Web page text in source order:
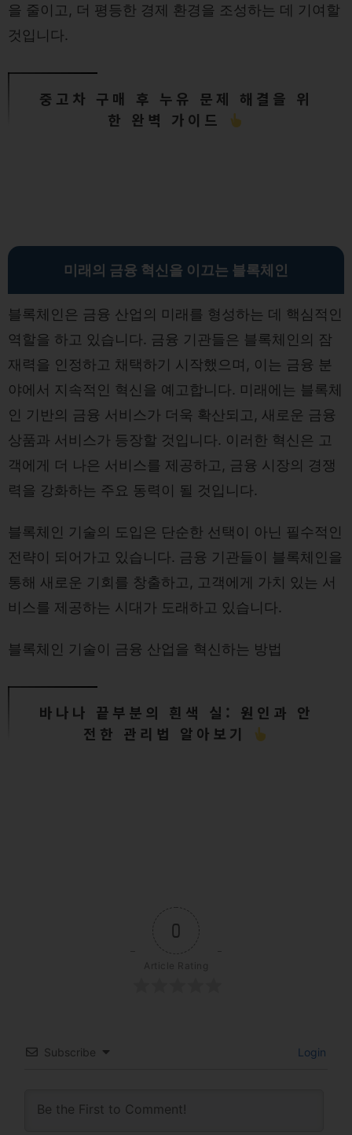
을 줄이고, 더 평등한 경제 환경을 조성하는 데 기여할
것입니다.
중고차 구매 후 누유 문제 해결을 위
한 완벽 가이드
미래의 금융 혁신을 이끄는 블록체인
블록체인은 금융 산업의 미래를 형성하는 데 핵심적인
역할을 하고 있습니다. 금융 기관들은 블록체인의 잠
재력을 인정하고 채택하기 시작했으며, 이는 금융 분
야에서 지속적인 혁신을 예고합니다. 미래에는 블록체
인 기반의 금융 서비스가 더욱 확산되고, 새로운 금융
상품과 서비스가 등장할 것입니다. 이러한 혁신은 고
객에게 더 나은 서비스를 제공하고, 금융 시장의 경쟁
력을 강화하는 주요 동력이 될 것입니다.
블록체인 기술의 도입은 단순한 선택이 아닌 필수적인
전략이 되어가고 있습니다. 금융 기관들이 블록체인을
통해 새로운 기회를 창출하고, 고객에게 가치 있는 서
비스를 제공하는 시대가 도래하고 있습니다.
블록체인 기술이 금융 산업을 혁신하는 방법
바나나 끝부분의 흰색 실: 원인과 안
전한 관리법 알아보기
0
Article Rating
Subscribe Login